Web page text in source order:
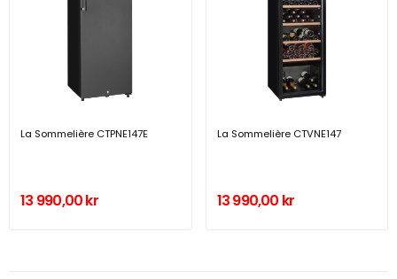
La Sommelière CTPNE147E
13 990,00 kr
La Sommelière CTVNE147
13 990,00 kr